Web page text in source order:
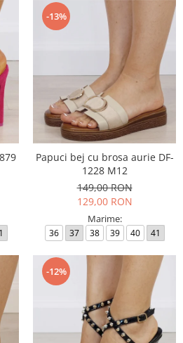
-13%
Papuci bej cu brosa aurie DF-
1228 M12
149,00 RON
129,00 RON
Marime:
36 37 38 39 40 41
-12%